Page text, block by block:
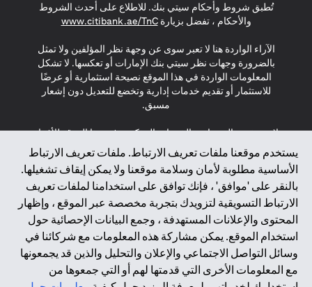
يستخدم موقعنا ملفات تعريف الارتباط. ملفات تعريف الارتباط
الأساسية مطلوبة لأمان وسلامة موقعنا ولا يمكن إيقاف تشغيلها.
بالنقر على 'موافق' ، فإنك توافق على استخدامنا لملفات تعريف
الارتباط التسويقية لتزويدك بتجربة مخصصة عبر الموقع ، وإظهار
المحتوى والإعلانات المستهدفة ، وجمع البيانات الإحصائية حول
استخدام الموقع. يمكن مشاركة هذه المعلومات مع شركائنا في
وسائل التواصل الاجتماعي والإعلان والتحليل والذين قد يجمعونها
مع المعلومات الأخرى التي قدمتها لهم أو التي جمعوها من
تُطبق شروط وأحكام سيتي بنك. للاطلاع على أحدث الشروط
والأحكام ، تفضل بزيارةwww.citibank.ae/TnC
in a new tab
الآراء الواردة هنا لا تعبر سوى عن وجهة نظر المؤلفين ولا تمثل
بالضرورة وجهات نظر سيتي بنك الإمارات أو تعكسها. لا تشكل
المعلومات الواردة في هذا الموقع نصيحة استثمارية أو عرضًا
للاستثمار أو تقديم خدمات إدارية وتخضع للتعديل دون إشعار
مسبق.
لا يتم تقديم المنتجات والخدمات المذكورة في هذا الموقع للأفراد
المقيمين في الاتحاد الأوروبي أو المنطقة الاقتصادية الأوروبية أو
سويسرا أو غيرنسي أو جيرسي أو موناكو أو سان مارينو أو
الفاتيكان أو جزيرة مان أو المملكة المتحدة أو خصوصية البيانات
(لائحة حماية البيانات العامة \ قانون حماية البيانات الشخصية
العامة \ قانون خصوصية نيوزيلندا). المحتوى الموجود في هذه
الصفحة ليس ولا ينبغي تفسيره على أنه عرض أو دعوة أو دعوة
لشراء أو بيع أي من المنتجات والخدمات المذكورة هنا لمثل هؤلاء
الأفراد.
*GDPR – اللائحة العامة لحماية البيانات؛ * LGPD – Lei Geral de